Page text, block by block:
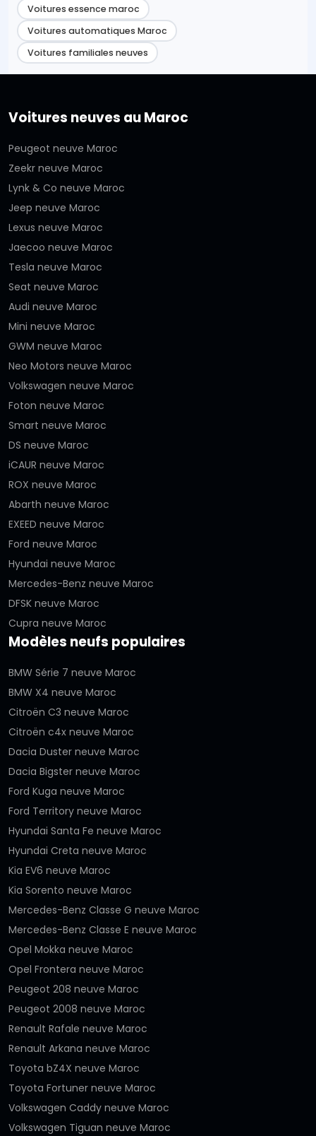
Voitures essence maroc
Voitures automatiques Maroc
Voitures familiales neuves
Voitures neuves au Maroc
Peugeot neuve Maroc
Zeekr neuve Maroc
Lynk & Co neuve Maroc
Jeep neuve Maroc
Lexus neuve Maroc
Jaecoo neuve Maroc
Tesla neuve Maroc
Seat neuve Maroc
Audi neuve Maroc
Mini neuve Maroc
GWM neuve Maroc
Neo Motors neuve Maroc
Volkswagen neuve Maroc
Foton neuve Maroc
Smart neuve Maroc
DS neuve Maroc
iCAUR neuve Maroc
ROX neuve Maroc
Abarth neuve Maroc
EXEED neuve Maroc
Ford neuve Maroc
Hyundai neuve Maroc
Mercedes-Benz neuve Maroc
DFSK neuve Maroc
Cupra neuve Maroc
Modèles neufs populaires
BMW Série 7 neuve Maroc
BMW X4 neuve Maroc
Citroën C3 neuve Maroc
Citroën c4x neuve Maroc
Dacia Duster neuve Maroc
Dacia Bigster neuve Maroc
Ford Kuga neuve Maroc
Ford Territory neuve Maroc
Hyundai Santa Fe neuve Maroc
Hyundai Creta neuve Maroc
Kia EV6 neuve Maroc
Kia Sorento neuve Maroc
Mercedes-Benz Classe G neuve Maroc
Mercedes-Benz Classe E neuve Maroc
Opel Mokka neuve Maroc
Opel Frontera neuve Maroc
Peugeot 208 neuve Maroc
Peugeot 2008 neuve Maroc
Renault Rafale neuve Maroc
Renault Arkana neuve Maroc
Toyota bZ4X neuve Maroc
Toyota Fortuner neuve Maroc
Volkswagen Caddy neuve Maroc
Volkswagen Tiguan neuve Maroc